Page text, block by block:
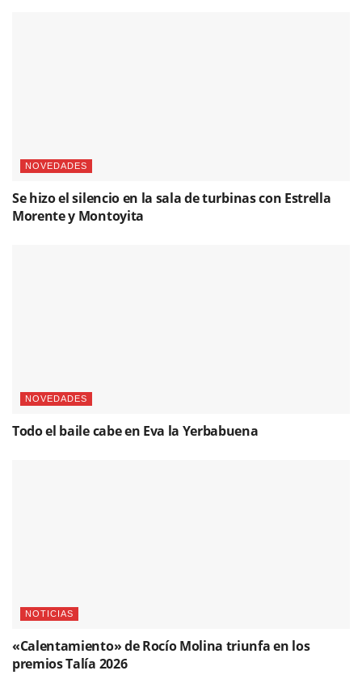
NOVEDADES
Se hizo el silencio en la sala de turbinas con Estrella
Morente y Montoyita
NOVEDADES
Todo el baile cabe en Eva la Yerbabuena
NOTICIAS
«Calentamiento» de Rocío Molina triunfa en los
premios Talía 2026